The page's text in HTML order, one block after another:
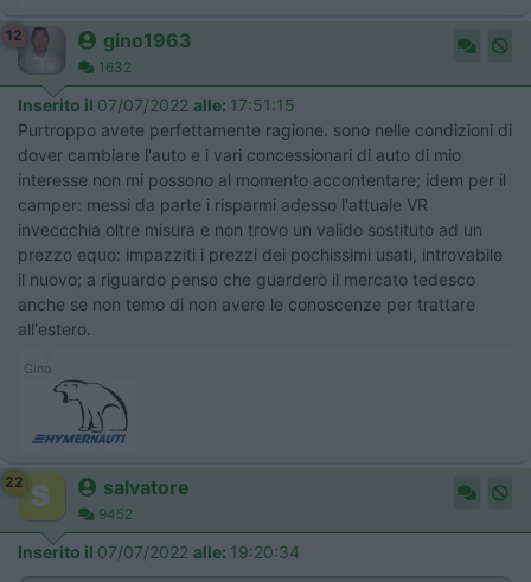
12 gino1963
1632
Inserito il 07/07/2022 alle: 17:51:15
Purtroppo avete perfettamente ragione. sono nelle condizioni di
dover cambiare l'auto e i vari concessionari di auto di mio
interesse non mi possono al momento accontentare; idem per il
camper: messi da parte i risparmi adesso l'attuale VR
inveccchia oltre misura e non trovo un valido sostituto ad un
prezzo equo: impazziti i prezzi dei pochissimi usati, introvabile
il nuovo; a riguardo penso che guarderò il mercato tedesco
anche se non temo di non avere le conoscenze per trattare
all'estero.
Gino
22 salvatore
9452
Inserito il 07/07/2022 alle: 19:20:34